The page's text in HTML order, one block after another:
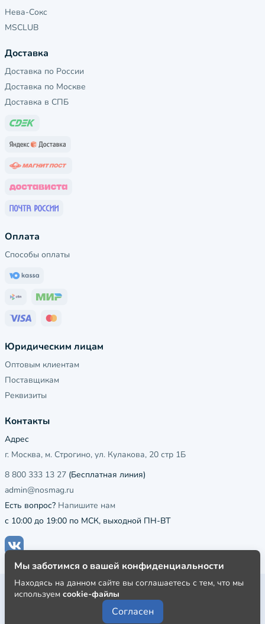
Нева-Сокс
MSCLUB
Доставка
Доставка по России
Доставка по Москве
Доставка в СПБ
Оплата
Способы оплаты
Юридическим лицам
Оптовым клиентам
Поставщикам
Реквизиты
Контакты
Адрес
г. Москва, м. Строгино, ул. Кулакова, 20 стр 1Б
8 800 333 13 27 (Бесплатная линия)
admin@nosmag.ru
Есть вопрос? Напишите нам
с 10:00 до 19:00 по МСК, выходной ПН-ВТ
Публичная оферта
Пользовательское соглашение
Мы заботимся о вашей конфиденциальности
Находясь на данном сайте вы соглашаетесь с тем, что мы
используем cookie-файлы
Согласен